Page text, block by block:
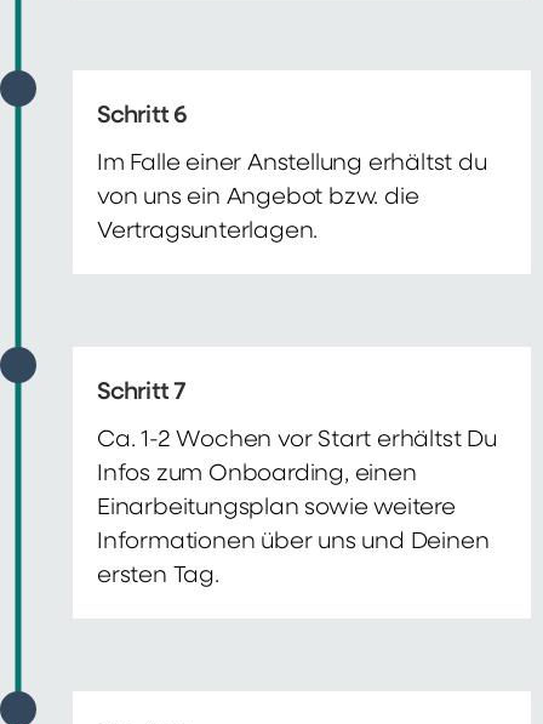
Schritt 6
Im Falle einer Anstellung erhältst du
von uns ein Angebot bzw. die
Vertragsunterlagen.
Schritt 7
Ca. 1-2 Wochen vor Start erhältst Du
Infos zum Onboarding, einen
Einarbeitungsplan sowie weitere
Informationen über uns und Deinen
ersten Tag.